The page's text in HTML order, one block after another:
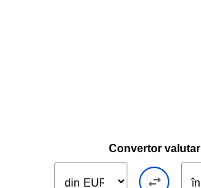
Convertor valutar